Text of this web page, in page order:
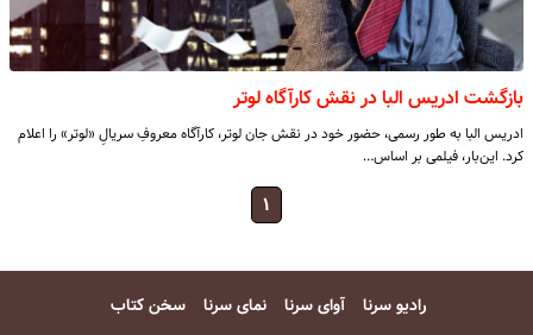
بازگشت ادریس البا در نقش کارآگاه لوتر
ادریس البا به طور رسمی، حضور خود در نقش جان لوتر، کارآگاه معروفِ سریالِ «لوتر» را اعلام
کرد. این‌بار، فیلمی بر اساس…
۱
رادیو سرنا آوای سرنا نمای سرنا سخن کتاب